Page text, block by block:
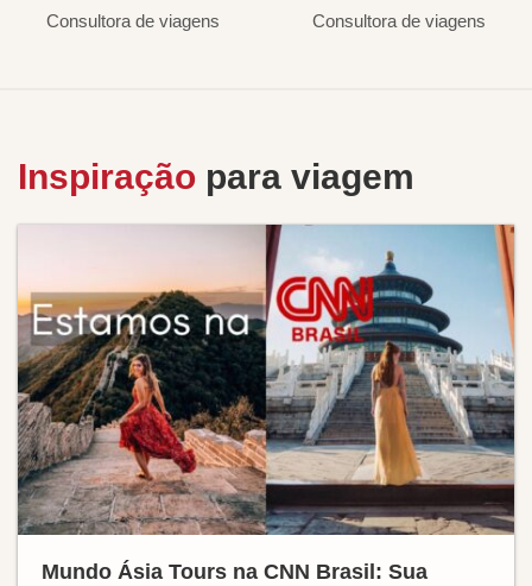
Consultora de viagens Consultora de viagens
Inspiração para viagem
Mundo Ásia Tours na CNN Brasil: Sua